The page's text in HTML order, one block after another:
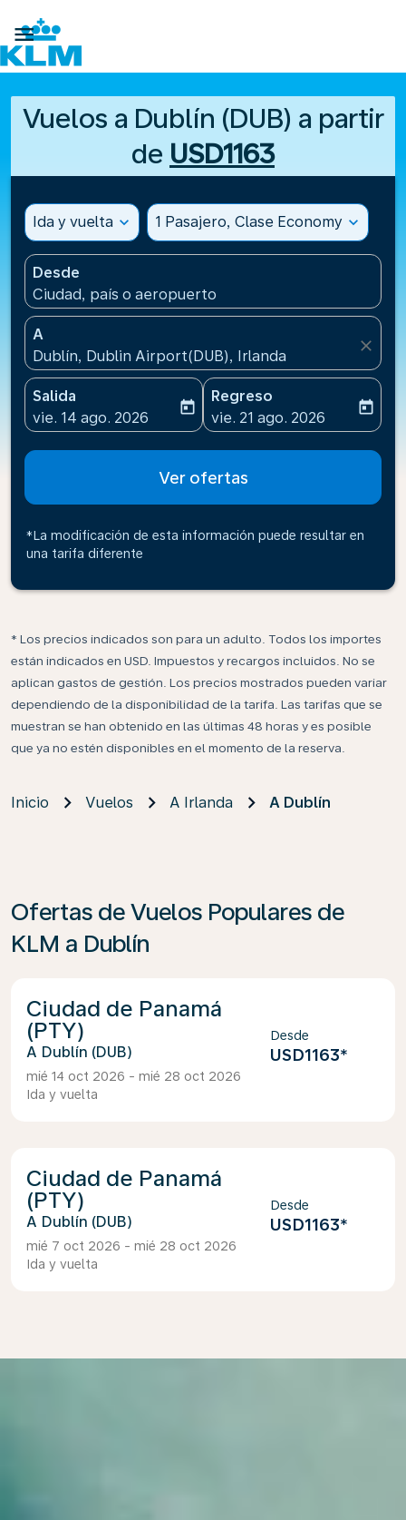

Vuelos a Dublín (DUB) a partir
de USD1163
Ida y vuelta expand_more 1 Pasajero, Clase Economy expand_more
Desde
Ciudad, país o aeropuerto
A
Dublín, Dublin Airport(DUB), Irlanda
close
Salida
fc-booking-departure-date-aria-label
vie. 14 ago. 2026
today
Regreso
fc-booking-return-date-
vie. 21 ago. 2026
today
Ver ofertas
*La modificación de esta información puede resultar en
una tarifa diferente
* Los precios indicados son para un adulto. Todos los importes
están indicados en USD. Impuestos y recargos incluidos. No se
aplican gastos de gestión. Los precios mostrados pueden variar
dependiendo de la disponibilidad de la tarifa. Las tarifas que se
muestran se han obtenido en las últimas 48 horas y es posible
que ya no estén disponibles en el momento de la reserva.
Inicio Vuelos A Irlanda A Dublín
Ofertas de Vuelos Populares de
KLM a Dublín
Ciudad de Panamá
(PTY)
Dublín (DUB)
mié 14 oct 2026 - mié 28 oct 2026
Ida y vuelta
Desde
USD1163*
Ciudad de Panamá
(PTY)
Dublín (DUB)
mié 7 oct 2026 - mié 28 oct 2026
Ida y vuelta
Desde
USD1163*